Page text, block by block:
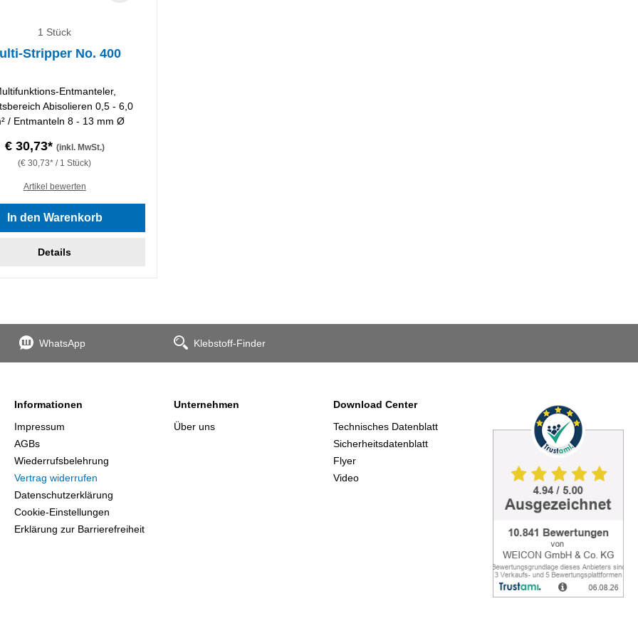
1 Stück
Stripper No. 400
Entmanteler,
Abisolieren 0,5 - 6,0
/ Entmanteln 8 - 13 mm Ø
€ 30,73* (inkl. MwSt.)
(€ 30,73* / 1 Stück)
Artikel bewerten
In den Warenkorb
Details
WhatsApp Klebstoff-Finder
Informationen
Impressum
AGBs
Wiederrufsbelehrung
Vertrag widerrufen
Datenschutzerklärung
Cookie-Einstellungen
Erklärung zur Barrierefreiheit
Unternehmen
Über uns
Download Center
Technisches Datenblatt
Sicherheitsdatenblatt
Flyer
Video